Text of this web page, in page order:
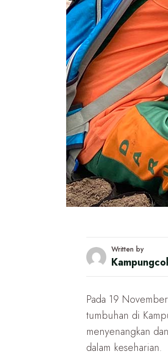
Written by
Pada 19
tumbuhan di
menyenangkan
dalam keseharian.